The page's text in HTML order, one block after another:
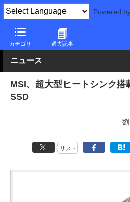
Powered
カテゴリ 過去記事
PC Watch 半導体/周辺機器
ニュース
MSI、超大型ヒートシンク
SSD
リスト